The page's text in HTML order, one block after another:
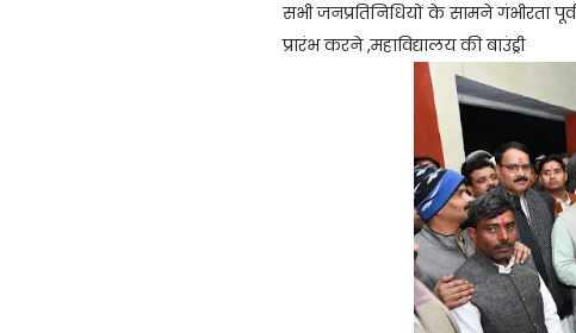
सभी जनप्रतिनिधियों के सामने गंभीरता
प्रारंभ करने ,महाविद्यालय की बाउंड्री